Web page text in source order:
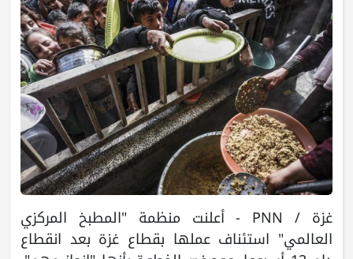
غزة / PNN - أعلنت منظمة "المطبخ المركزي
العالمي" استئناف عملها بقطاع غزة بعد انقطاع